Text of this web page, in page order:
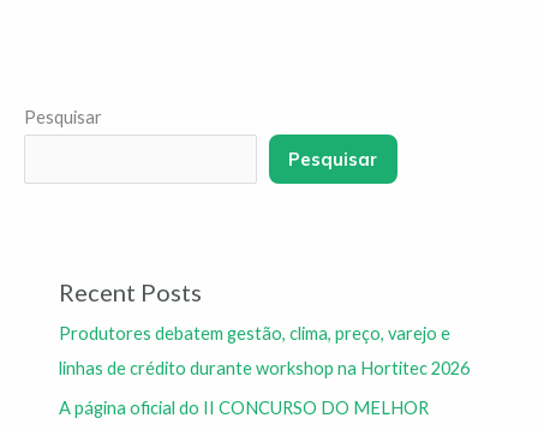
Pesquisar
Pesquisar
Recent Posts
Produtores debatem gestão, clima, preço, varejo e
linhas de crédito durante workshop na Hortitec 2026
A página oficial do II CONCURSO DO MELHOR